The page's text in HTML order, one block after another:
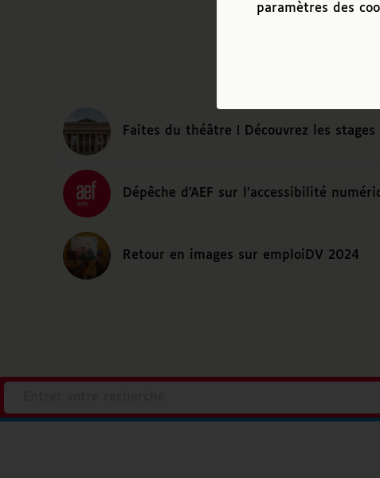
paramètres des
Faites du théâtre ! Découvrez les stages
Dépêche d’AEF sur l’accessibilité
Retour en images sur emploiDV 2024